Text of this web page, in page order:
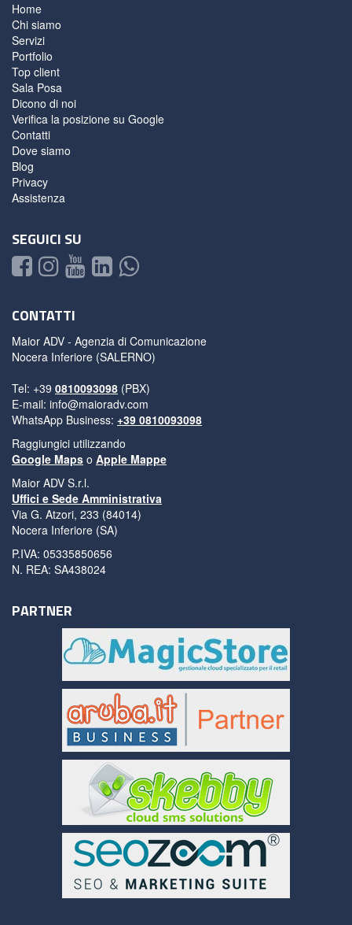
Home
Chi siamo
Servizi
Portfolio
Top client
Sala Posa
Dicono di noi
Verifica la posizione su Google
Contatti
Dove siamo
Blog
Privacy
Assistenza
SEGUICI SU
CONTATTI
Maior ADV - Agenzia di Comunicazione
Nocera Inferiore (SALERNO)
Tel: +39 0810093098 (PBX)
E-mail: info@maioradv.com
WhatsApp Business: +39 0810093098
Raggiungici utilizzando
Google Maps o Apple Mappe
Maior ADV S.r.l.
Uffici e Sede Amministrativa
Via G. Atzori, 233 (84014)
Nocera Inferiore (SA)
P.IVA: 05335850656
N. REA: SA438024
PARTNER